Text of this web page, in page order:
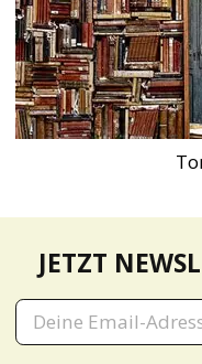
JETZT